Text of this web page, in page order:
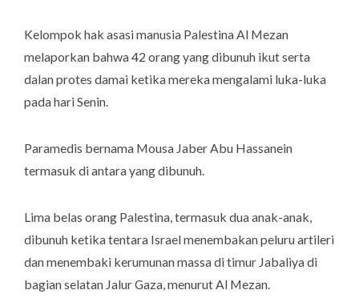
Kelompok hak asasi manusia Palestina Al Mezan
melaporkan bahwa 42 orang yang dibunuh ikut serta
dalan protes damai ketika mereka mengalami luka-luka
pada hari Senin.
Paramedis bernama Mousa Jaber Abu Hassanein
termasuk di antara yang dibunuh.
Lima belas orang Palestina, termasuk dua anak-anak,
dibunuh ketika tentara Israel menembakan peluru artileri
dan menembaki kerumunan massa di timur Jabaliya di
bagian selatan Jalur Gaza, menurut Al Mezan.